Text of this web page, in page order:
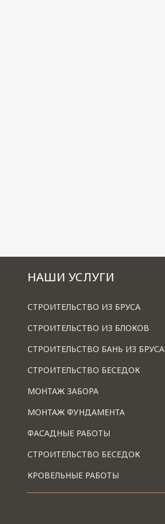
НАШИ УСЛУГИ
СТРОИТЕЛЬСТВО ИЗ БРУСА
СТРОИТЕЛЬСТВО ИЗ БЛОКОВ
СТРОИТЕЛЬСТВО БАНЬ ИЗ БРУСА
СТРОИТЕЛЬСТВО БЕСЕДОК
МОНТАЖ ЗАБОРА
МОНТАЖ ФУНДАМЕНТА
ФАСАДНЫЕ РАБОТЫ
СТРОИТЕЛЬСТВО БЕСЕДОК
КРОВЕЛЬНЫЕ РАБОТЫ